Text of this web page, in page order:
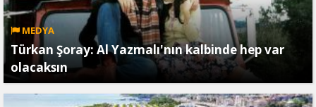
MEDYA
Türkan Şoray: Al Yazmalı'nın kalbinde hep var
olacaksın